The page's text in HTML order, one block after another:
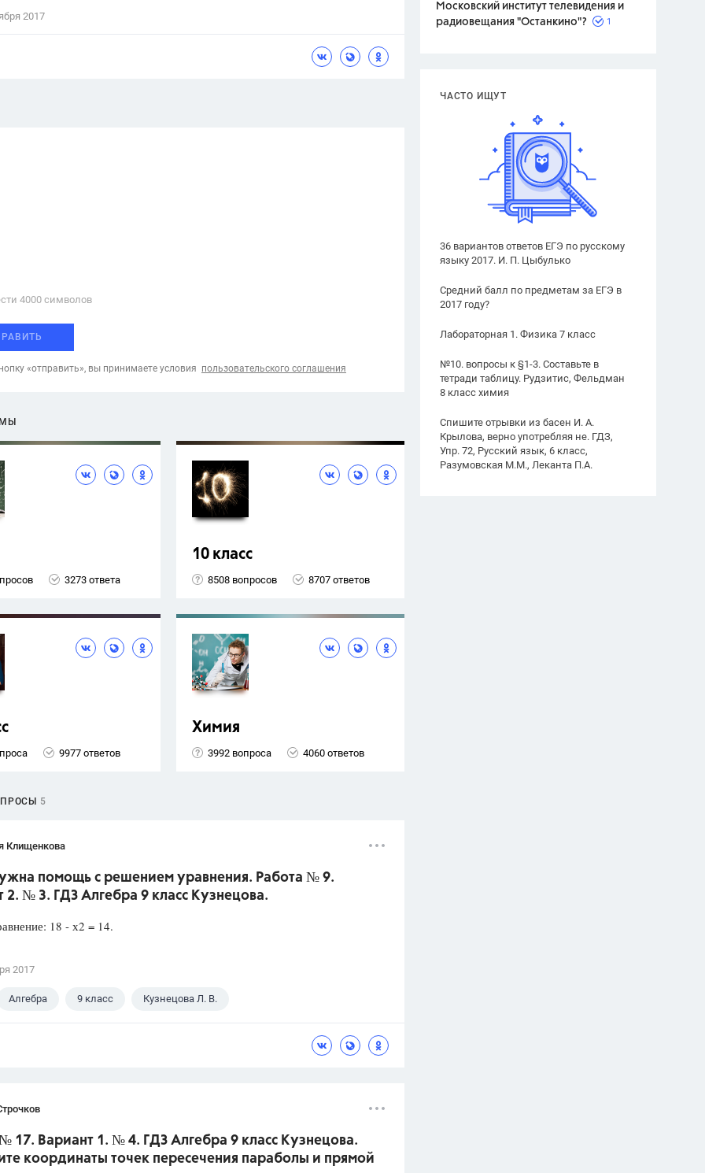
Московский институт телевидения и
радиовещания "Останкино"?
1
ЧАСТО ИЩУТ
36 вариантов ответов ЕГЭ по русскому
языку 2017. И. П. Цыбулько
Средний балл по предметам за ЕГЭ в
2017 году?
Лабораторная 1. Физика 7 класс
№10. вопросы к §1-3. Составьте в
тетради таблицу. Рудзитис, Фельдман
8 класс химия
Спишите отрывки из басен И. А.
Крылова, верно употребляя не. ГДЗ,
Упр. 72, Русский язык, 6 класс,
Разумовская М.М., Леканта П.А.
2017
4000 cимволов
«отправить», вы принимаете условия пользовательского соглашения
3273 ответа
10 класс
8508 вопросов 8707 ответов
9977 ответов
Химия
3992 вопроса 4060 ответов
5
Клищенкова
помощь с решением уравнения. Работа № 9.
2. № 3. ГДЗ Алгебра 9 класс Кузнецова.
18 - х2 = 14.
2017
Алгебра 9 класс Кузнецова Л. В.
17. Вариант 1. № 4. ГДЗ Алгебра 9 класс Кузнецова.
координаты точек пересечения параболы и прямой